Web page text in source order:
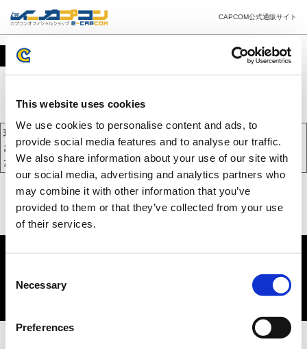
This website uses cookies
We use cookies to personalise content and ads, to
provide social media features and to analyse our traffic.
We also share information about your use of our site with
our social media, advertising and analytics partners who
may combine it with other information that you’ve
provided to them or that they’ve collected from your use
of their services.
Selection
Necessary
Preferences
CAPCOM公式通販サイト
カート
現在、カートには商品が入っておりません。
お買い物を続けるには下の 「お買い物を続ける」 をクリックしてく
ださい。